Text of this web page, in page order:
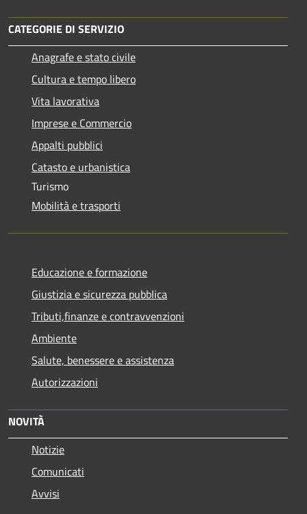
CATEGORIE DI SERVIZIO
Anagrafe e stato civile
Cultura e tempo libero
Vita lavorativa
Imprese e Commercio
Appalti pubblici
Catasto e urbanistica
Turismo
Mobilità e trasporti
Educazione e formazione
Giustizia e sicurezza pubblica
Tributi,finanze e contravvenzioni
Ambiente
Salute, benessere e assistenza
Autorizzazioni
NOVITÀ
Notizie
Comunicati
Avvisi